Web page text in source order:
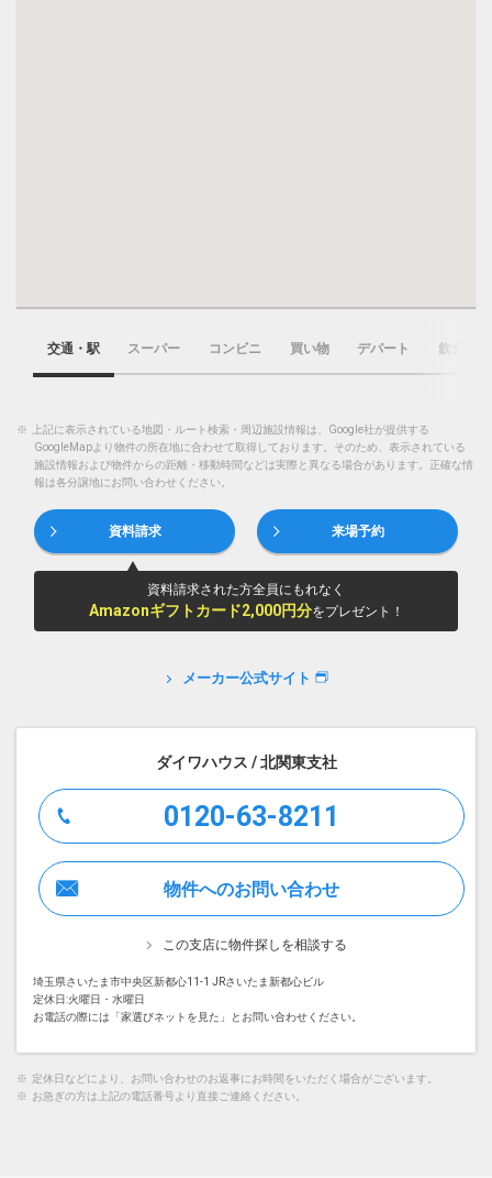
交通・駅 スーパー コンビニ 買い物 デパート 飲食店
※
上記に表示されている地図・ルート検索・周辺施設情報は、Google社が提供する
GoogleMapより物件の所在地に合わせて取得しております。そのため、表示されている
施設情報および物件からの距離・移動時間などは実際と異なる場合があります。正確な情
報は各分譲地にお問い合わせください。
資料請求 来場予約
資料請求された方全員にもれなく
Amazonギフトカード2,000円分をプレゼント！
メーカー公式サイト
ダイワハウス / 北関東支社
0120-63-8211
物件へのお問い合わせ
この支店に物件探しを相談する
埼玉県さいたま市中央区新都心11-1 JRさいたま新都心ビル
定休日:火曜日・水曜日
お電話の際には「家選びネットを見た」とお問い合わせください。
※ 定休日などにより、お問い合わせのお返事にお時間をいただく場合がございます。
※ お急ぎの方は上記の電話番号より直接ご連絡ください。